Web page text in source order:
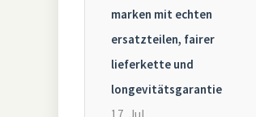
marken mit echten
ersatzteilen, fairer
lieferkette und
longevitätsgarantie